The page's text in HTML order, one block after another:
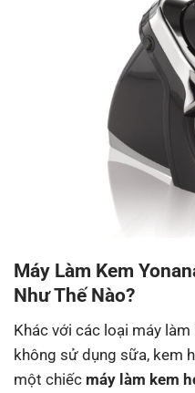
Máy Làm Kem
Như Thế Nào?
Khác với các loại máy
không sử dụng sữa, kem
một chiếc máy làm kem